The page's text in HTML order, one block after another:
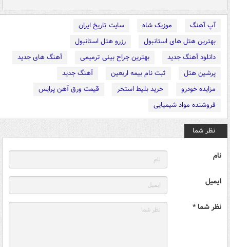
آپ آهنگ موزیک شاه
سایت تاریخ ایران
بهترین هتل های استانبول
رزرو هتل استانبول
دانلود آهنگ جدید
بهترین جراح بینی ترمیمی
آهنگ های جدید
پرشین هتل
ثبت نام بیمه اربعین
آهنگ جدید
مزایده خودرو
خرید بلیط استخر
قیمت ورق آهن پرایس
فروشنده مواد شیمیایی
نظر شما
نام
ایمیل
نظر شما *